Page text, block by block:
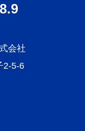
会社
2-5-6